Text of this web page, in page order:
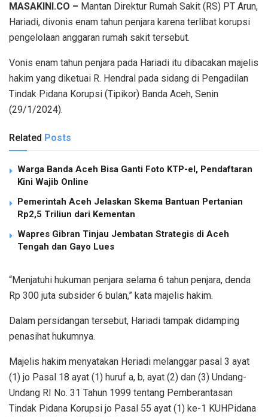
MASAKINI.CO – Mantan Direktur Rumah Sakit (RS) PT Arun,
Hariadi, divonis enam tahun penjara karena terlibat korupsi
pengelolaan anggaran rumah sakit tersebut.
Vonis enam tahun penjara pada Hariadi itu dibacakan majelis
hakim yang diketuai R. Hendral pada sidang di Pengadilan
Tindak Pidana Korupsi (Tipikor) Banda Aceh, Senin
(29/1/2024).
Related Posts
Warga Banda Aceh Bisa Ganti Foto KTP-el, Pendaftaran
Kini Wajib Online
Pemerintah Aceh Jelaskan Skema Bantuan Pertanian
Rp2,5 Triliun dari Kementan
Wapres Gibran Tinjau Jembatan Strategis di Aceh
Tengah dan Gayo Lues
“Menjatuhi hukuman penjara selama 6 tahun penjara, denda
Rp 300 juta subsider 6 bulan,” kata majelis hakim.
Dalam persidangan tersebut, Hariadi tampak didamping
penasihat hukumnya.
Majelis hakim menyatakan Heriadi melanggar pasal 3 ayat
(1) jo Pasal 18 ayat (1) huruf a, b, ayat (2) dan (3) Undang-
Undang RI No. 31 Tahun 1999 tentang Pemberantasan
Tindak Pidana Korupsi jo Pasal 55 ayat (1) ke-1 KUHPidana